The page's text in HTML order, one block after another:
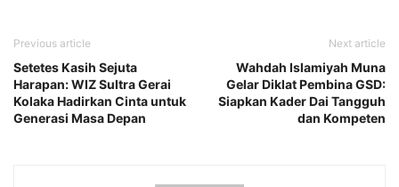
Previous article
Setetes Kasih Sejuta
Harapan: WIZ Sultra Gerai
Kolaka Hadirkan Cinta untuk
Generasi Masa Depan
Next article
Wahdah Islamiyah Muna
Gelar Diklat Pembina GSD:
Siapkan Kader Dai Tangguh
dan Kompeten